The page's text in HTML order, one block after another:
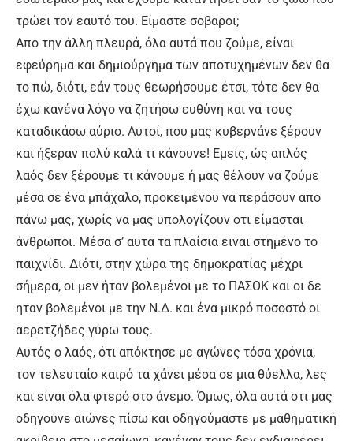
τρώει τον εαυτό του. Είμαστε σοβαροι;
Απο την άλλη πλευρά, όλα αυτά που ζούμε, είναι
εφεύρημα και δημιούργημα των αποτυχημένων δεν θα
το πώ, διότι, εάν τους θεωρήσουμε έτσι, τότε δεν θα
έχω κανένα λόγο να ζητήσω ευθύνη και να τους
καταδικάσω αύριο. Αυτοί, που μας κυβερνάνε ξέρουν
και ήξεραν πολύ καλά τι κάνουνε! Εμείς, ώς απλός
λαός δεν ξέρουμε τι κάνουμε ή μας θέλουν να ζούμε
μέσα σε ένα μπάχαλο, προκειμένου να περάσουν απο
πάνω μας, χωρίς να μας υπολογίζουν οτι είμασται
άνθρωποι. Μέσα σ’ αυτα τα πλαίσια ειναι στημένο το
παιχνίδι. Διότι, στην χώρα της δημοκρατίας μέχρι
σήμερα, οι μεν ήταν βολεμένοι με το ΠΑΣΟΚ και οι δε
ηταν βολεμένοι με την Ν.Δ. και ένα μικρό ποσοστό οι
αερετζήδες γύρω τους.
Αυτός ο λαός, ότι απόκτησε με αγώνες τόσα χρόνια,
τον τελευταίο καιρό τα χάνει μέσα σε μια θύελλα, λες
και είναι όλα φτερό στο άνεμο. Όμως, όλα αυτά οτι μας
οδηγούνε αιώνες πίσω και οδηγούμαστε με μαθηματική